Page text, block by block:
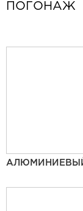
ПОГОНАЖ
АЛЮМИНИЕВЫЙ